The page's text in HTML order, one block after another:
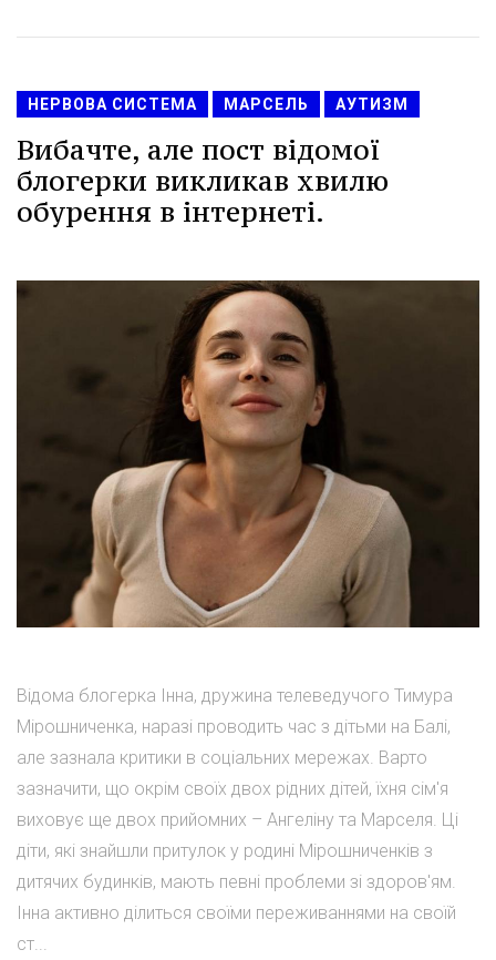
НЕРВОВА СИСТЕМА МАРСЕЛЬ АУТИЗМ
Вибачте, але пост відомої
блогерки викликав хвилю
обурення в інтернеті.
Відома блогерка Інна, дружина телеведучого Тимура
Мірошниченка, наразі проводить час з дітьми на Балі,
але зазнала критики в соціальних мережах. Варто
зазначити, що окрім своїх двох рідних дітей, їхня сім'я
виховує ще двох прийомних – Ангеліну та Марселя. Ці
діти, які знайшли притулок у родині Мірошниченків з
дитячих будинків, мають певні проблеми зі здоров'ям.
Інна активно ділиться своїми переживаннями на своїй
ст...